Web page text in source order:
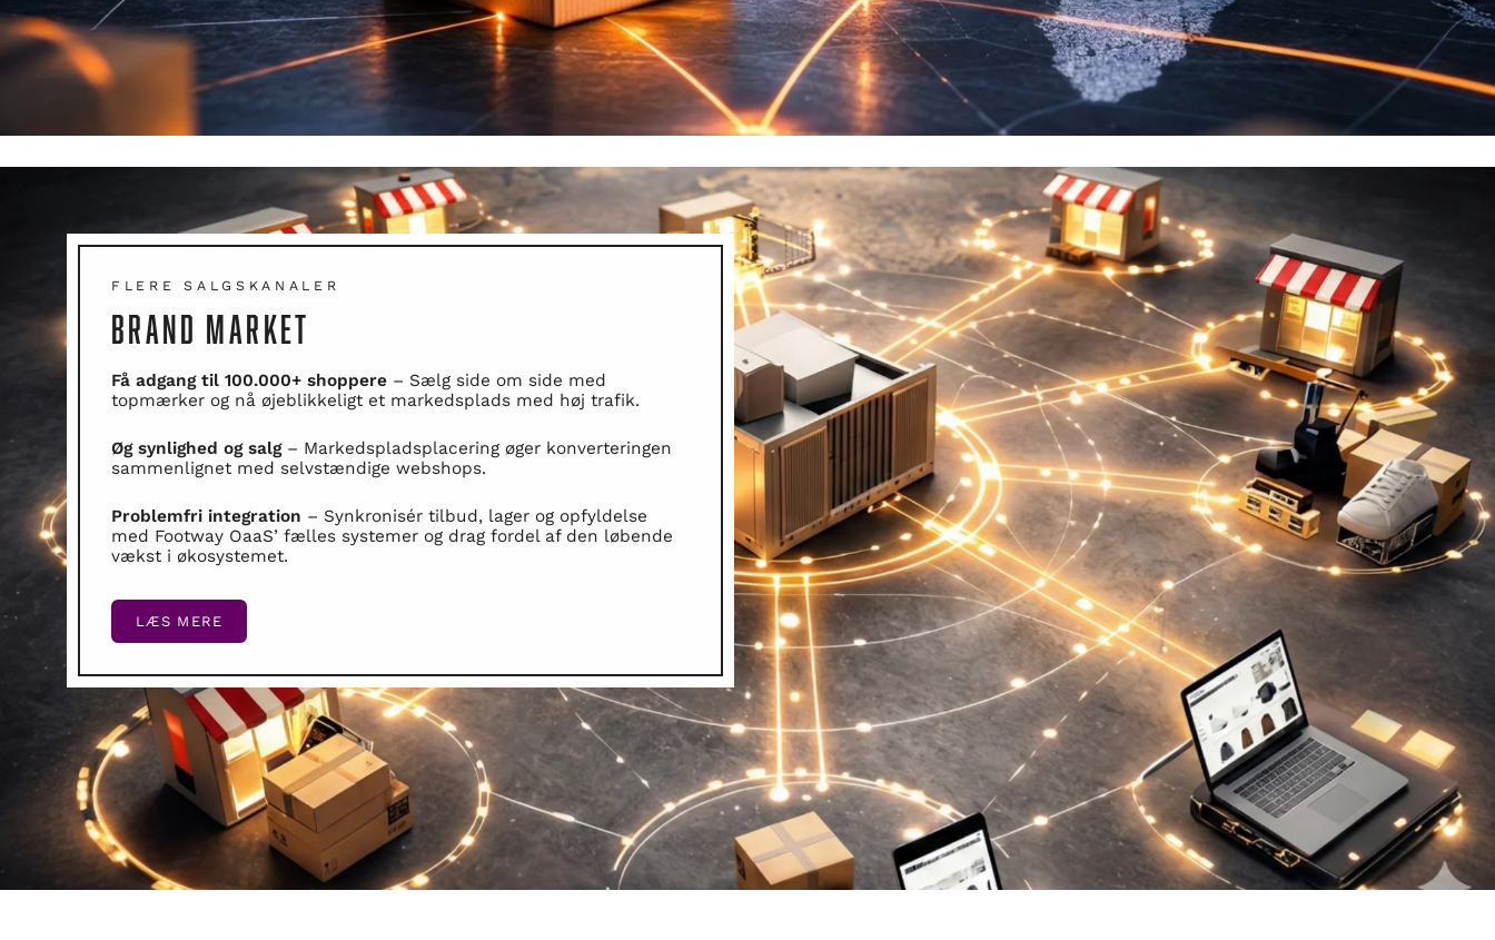
FLERE SALGSKANALER
BRAND MARKET
Få adgang til 100.000+ shoppere – Sælg side om side med
topmærker og nå øjeblikkeligt et markedsplads med høj trafik.
Øg synlighed og salg– Markedspladsplacering øger konverteringen
sammenlignet med selvstændige webshops.
Problemfri integration – Synkronisér tilbud, lager og opfyldelse
med Footway OaaS’ fælles systemer og drag fordel af den løbende
vækst i økosystemet.
LÆS MERE